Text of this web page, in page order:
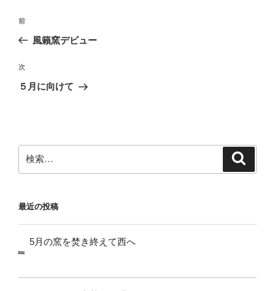
投
ナ
ビ
ゲ
ン
前
の
稿
前
風籟窯デビュー
次
の
次
５月に向けて
索:
最近の投稿
5月の窯を焚き終えて西へ